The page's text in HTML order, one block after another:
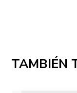
TAMBIÉN